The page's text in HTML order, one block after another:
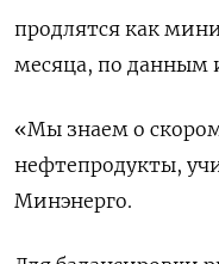
продлятся как
месяца, по данным
«Мы знаем о
нефтепродукты,
Минэнерго.